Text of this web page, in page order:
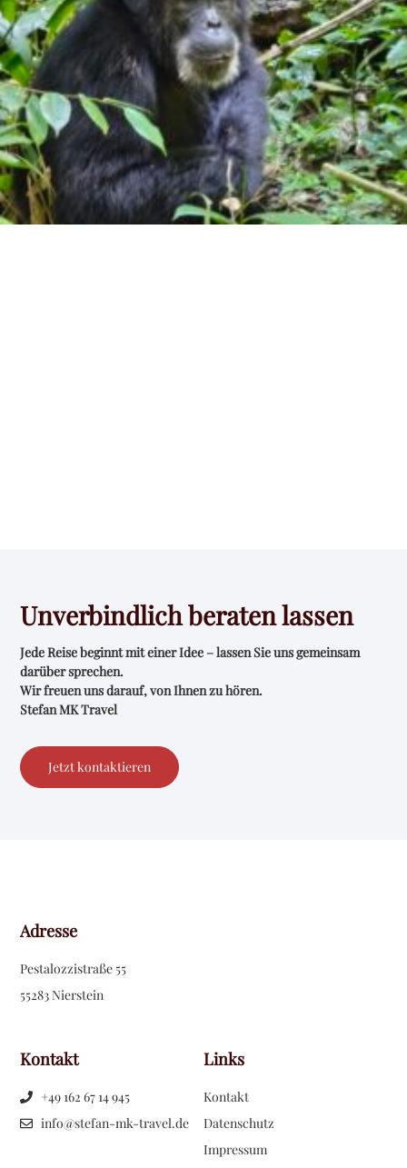
Unverbindlich beraten lassen
Jede Reise beginnt mit einer Idee – lassen Sie uns gemeinsam
darüber sprechen.
Wir freuen uns darauf, von Ihnen zu hören.
Stefan MK Travel
Jetzt kontaktieren
Links
Kontakt
Datenschutz
Impressum
Kontakt
+49 162 67 14 945
info@stefan-mk-travel.de
Adresse
Pestalozzistraße 55
55283 Nierstein